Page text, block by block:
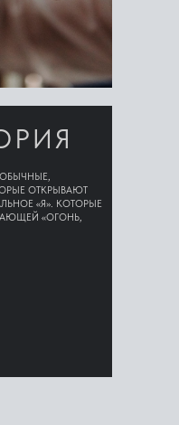
ОТКРЫВАЮТ
«Я». КОТОРЫЕ
«ОГОНЬ,